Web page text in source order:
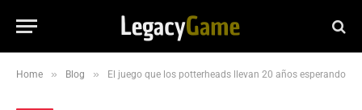
Home » Blog » El juego que los potterheads llevan 20 años esperando